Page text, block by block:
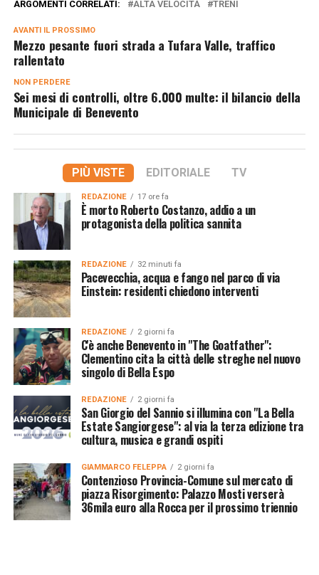
ARGOMENTI CORRELATI: ALTA VELOCITÀ TRENI
AVANTI IL ​​PROSSIMO
Mezzo pesante fuori strada a Tufara Valle, traffico
rallentato
NON PERDERE
Sei mesi di controlli, oltre 6.000 multe: il bilancio della
Municipale di Benevento
PIÙ VISTE EDITORIALE TV
REDAZIONE 17 ore fa
È morto Roberto Costanzo, addio a un
protagonista della politica sannita
REDAZIONE 32 minuti fa
Pacevecchia, acqua e fango nel parco di via
Einstein: residenti chiedono interventi
REDAZIONE 2 giorni fa
C'è anche Benevento in "The Goatfather":
Clementino cita la città delle streghe nel nuovo
singolo di Bella Espo
REDAZIONE 2 giorni fa
San Giorgio del Sannio si illumina con "La Bella
Estate Sangiorgese": al via la terza edizione tra
cultura, musica e grandi ospiti
GIAMMARCO FELEPPA 2 giorni fa
Contenzioso Provincia-Comune sul mercato di
piazza Risorgimento: Palazzo Mosti verserà
36mila euro alla Rocca per il prossimo triennio